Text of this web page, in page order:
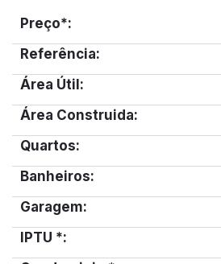
Preço*:
Referência:
Área Útil:
Área Construida:
Quartos:
Banheiros:
Garagem:
IPTU *: